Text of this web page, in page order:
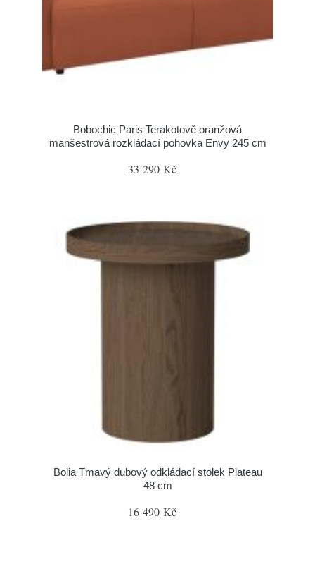
Bobochic Paris Terakotově oranžová
manšestrová rozkládací pohovka Envy 245 cm
33 290 Kč
Bolia Tmavý dubový odkládací stolek Plateau
48 cm
16 490 Kč